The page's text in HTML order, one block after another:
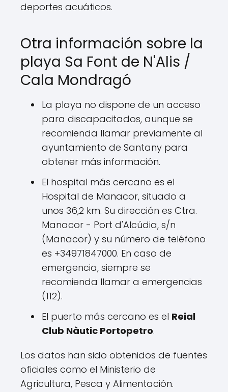
deportes acuáticos.
Otra información sobre la
playa Sa Font de N'Alis /
Cala Mondragó
La playa no dispone de un acceso
para discapacitados, aunque se
recomienda llamar previamente al
ayuntamiento de Santany para
obtener más información.
El hospital más cercano es el
Hospital de Manacor, situado a
unos 36,2 km. Su dirección es Ctra.
Manacor - Port d'Alcúdia, s/n
(Manacor) y su número de teléfono
es +34971847000. En caso de
emergencia, siempre se
recomienda llamar a emergencias
(112).
El puerto más cercano es el Reial
Club Nàutic Portopetro.
Los datos han sido obtenidos de fuentes
oficiales como el Ministerio de
Agricultura, Pesca y Alimentación.